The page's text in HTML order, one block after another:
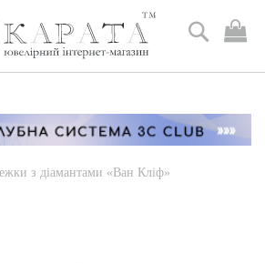
Пошук
з діамантами «Ван Кліф»